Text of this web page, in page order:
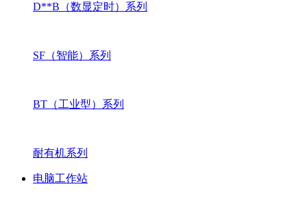
D**B（数显定时）系列
SF（智能）系列
BT（工业型）系列
耐有机系列
电脑工作站